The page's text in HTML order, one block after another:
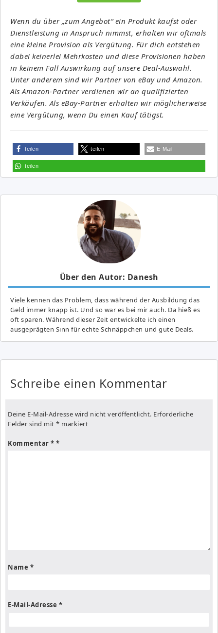
Wenn du über „zum Angebot“ ein Produkt kaufst oder
Dienstleistung in Anspruch nimmst, erhalten wir oftmals
eine kleine Provision als Vergütung. Für dich entstehen
dabei keinerlei Mehrkosten und diese Provisionen haben
in keinem Fall Auswirkung auf unsere Deal-Auswahl.
Unter anderem sind wir Partner von eBay und Amazon.
Als Amazon-Partner verdienen wir an qualifizierten
Verkäufen. Als eBay-Partner erhalten wir möglicherweise
eine Vergütung, wenn Du einen Kauf tätigst.
teilen teilen E-Mail
teilen
Über den Autor: Danesh
Viele kennen das Problem, dass während der Ausbildung das
Geld immer knapp ist. Und so war es bei mir auch. Da hieß es
oft sparen. Während dieser Zeit entwickelte ich einen
ausgeprägten Sinn für echte Schnäppchen und gute Deals.
Schreibe einen Kommentar
Deine E-Mail-Adresse wird nicht veröffentlicht. Erforderliche
Felder sind mit * markiert
Kommentar *
Name *
E-Mail-Adresse *